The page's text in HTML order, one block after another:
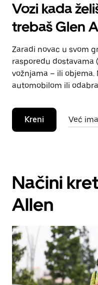
Vozi kada
trebaš Glen
Zaradi novac u svom
rasporedu dostavama
vožnjama – ili objema.
automobilom ili
Kreni Već
Načini
Allen